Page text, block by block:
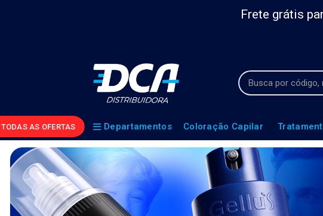
Frete grátis
TODAS AS OFERTAS Departamentos Coloração Capilar